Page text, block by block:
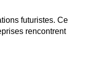
futuristes. Ce
rencontrent